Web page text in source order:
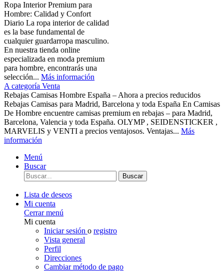
Ropa Interior Premium para
Hombre: Calidad y Confort
Diario La ropa interior de calidad
es la base fundamental de
cualquier guardarropa masculino.
En nuestra tienda online
especializada en moda premium
para hombre, encontrarás una
selección... Más información
A categoría Venta
Rebajas Camisas Hombre España – Ahora a precios reducidos
Rebajas Camisas para Madrid, Barcelona y toda España En Camisas
De Hombre encuentre camisas premium en rebajas – para Madrid,
Barcelona, Valencia y toda España. OLYMP , SEIDENSTICKER ,
MARVELIS y VENTI a precios ventajosos. Ventajas... Más
información
Menú
Buscar
Buscar
Lista de deseos
Mi cuenta
Cerrar menú
Mi cuenta
Iniciar sesión o registro
Vista general
Perfil
Direcciones
Cambiar método de pago